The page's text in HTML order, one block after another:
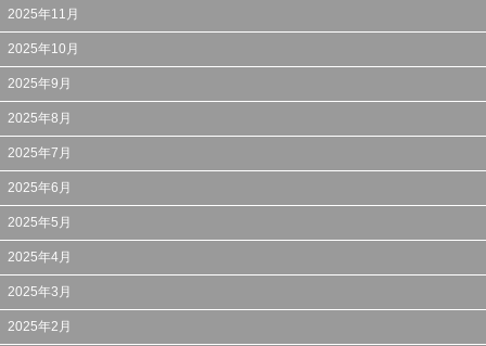
2025年11月
2025年10月
2025年9月
2025年8月
2025年7月
2025年6月
2025年5月
2025年4月
2025年3月
2025年2月